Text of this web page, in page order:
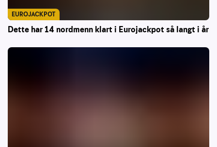
Dette har 14 nordmenn klart i Eurojackpot så langt i år
EUROJACKPOT